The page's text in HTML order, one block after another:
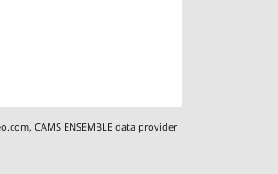
,CAMS ENSEMBLE data provider